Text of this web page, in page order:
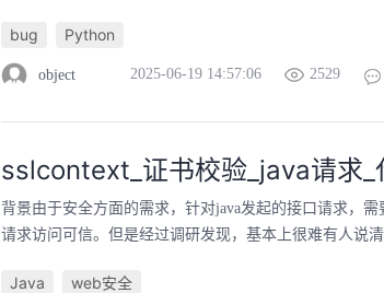
bug Python
object 2025-06-19 14:57:06 2529
sslcontext_证书校验_java请求_
背景由于安全方面的需求，针对java发起的接口请求，
请求访问可信。但是经过调研发现，基本上很难有人说
Java web安全